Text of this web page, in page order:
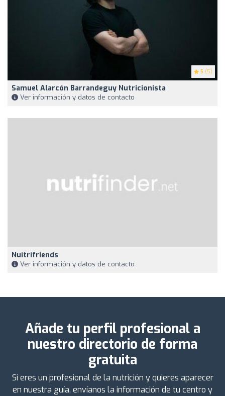
5 (5)
Samuel Alarcón Barrandeguy Nutricionista
Ver información y datos de contacto
Nuitrifriends
Ver información y datos de contacto
Añade tu perfil profesional a
nuestro directorio de forma
gratuita
Si eres un profesional de la nutrición y quieres aparecer
en nuestra guía, envíanos la información de tu centro y